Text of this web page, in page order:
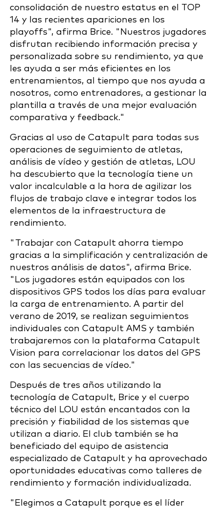
consolidación de nuestro estatus en el TOP
14 y las recientes apariciones en los
playoffs", afirma Brice. "Nuestros jugadores
disfrutan recibiendo información precisa y
personalizada sobre su rendimiento, ya que
les ayuda a ser más eficientes en los
entrenamientos, al tiempo que nos ayuda a
nosotros, como entrenadores, a gestionar la
plantilla a través de una mejor evaluación
comparativa y feedback."
Gracias al uso de Catapult para todas sus
operaciones de seguimiento de atletas,
análisis de vídeo y gestión de atletas, LOU
ha descubierto que la tecnología tiene un
valor incalculable a la hora de agilizar los
flujos de trabajo clave e integrar todos los
elementos de la infraestructura de
rendimiento.
"Trabajar con Catapult ahorra tiempo
gracias a la simplificación y centralización de
nuestros análisis de datos", afirma Brice.
"Los jugadores están equipados con los
dispositivos GPS todos los días para evaluar
la carga de entrenamiento. A partir del
verano de 2019, se realizan seguimientos
individuales con Catapult AMS y también
trabajaremos con la plataforma Catapult
Vision para correlacionar los datos del GPS
con las secuencias de vídeo."
Después de tres años utilizando la
tecnología de Catapult, Brice y el cuerpo
técnico del LOU están encantados con la
precisión y fiabilidad de los sistemas que
utilizan a diario. El club también se ha
beneficiado del equipo de asistencia
especializado de Catapult y ha aprovechado
oportunidades educativas como talleres de
rendimiento y formación individualizada.
"Elegimos a Catapult porque es el líder